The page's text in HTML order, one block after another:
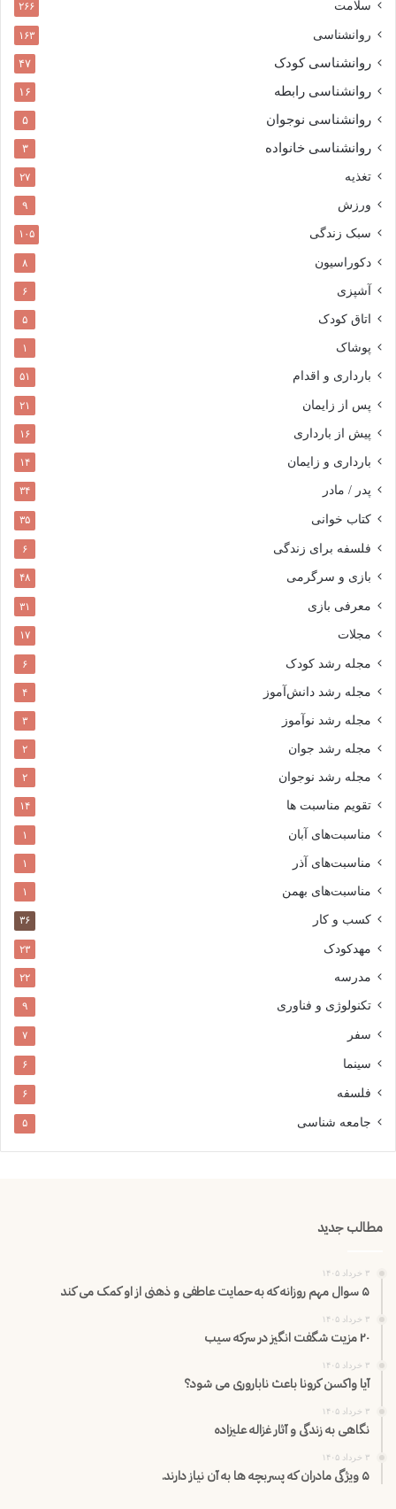
سلامت ۲۶۶
روانشناسی ۱۶۳
روانشناسی کودک ۴۷
روانشناسی رابطه ۱۶
روانشناسی نوجوان ۵
روانشناسی خانواده ۳
تغذیه ۲۷
ورزش ۹
سبک زندگی ۱۰۵
دکوراسیون ۸
آشپزی ۶
اتاق کودک ۵
پوشاک ۱
بارداری و اقدام ۵۱
پس از زایمان ۲۱
پیش از بارداری ۱۶
بارداری و زایمان ۱۴
پدر / مادر ۳۴
کتاب خوانی ۳۵
فلسفه برای زندگی ۶
بازی و سرگرمی ۴۸
معرفی بازی ۳۱
مجلات ۱۷
مجله رشد کودک ۶
مجله رشد دانش‌آموز ۴
مجله رشد نوآموز ۳
مجله رشد جوان ۲
مجله رشد نوجوان ۲
تقویم مناسبت ها ۱۴
مناسبت‌های آبان ۱
مناسبت‌های آذر ۱
مناسبت‌های بهمن ۱
کسب و کار ۳۶
مهدکودک ۲۳
مدرسه ۲۲
تکنولوژی و فناوری ۹
سفر ۷
سینما ۶
فلسفه ۶
جامعه شناسی ۵
مطالب جدید
۳ خرداد ۱۴۰۵
۵ سوال مهم روزانه که به حمایت عاطفی و ذهنی از او کمک می کند
۳ خرداد ۱۴۰۵
۲۰ مزیت شگفت انگیز در سرکه سیب
۳ خرداد ۱۴۰۵
آیا واکسن کرونا باعث ناباروری می شود؟
۳ خرداد ۱۴۰۵
نگاهی به زندگی و آثار غزاله علیزاده
۳ خرداد ۱۴۰۵
۵ ویژگی مادران که پسربچه ها به آن نیاز دارند.